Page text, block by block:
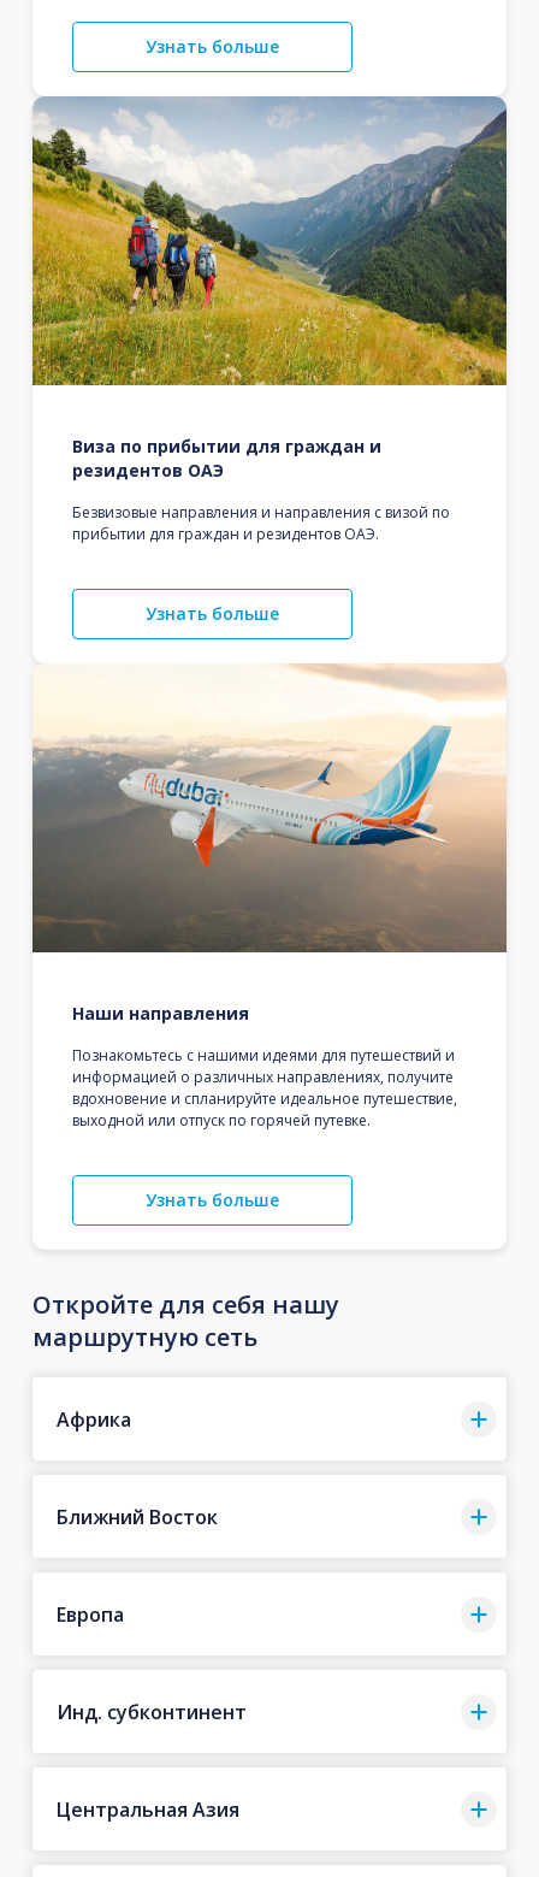
Узнать больше
Виза по прибытии для граждан и
резидентов ОАЭ
Безвизовые направления и направления с визой по
прибытии для граждан и резидентов ОАЭ.
Узнать больше
Наши направления
Познакомьтесь с нашими идеями для путешествий и
информацией о различных направлениях, получите
вдохновение и спланируйте идеальное путешествие,
выходной или отпуск по горячей путевке.
Узнать больше
Откройте для себя нашу
маршрутную сеть
Африка
Ближний Восток
Европа
Инд. субконтинент
Центральная Азия